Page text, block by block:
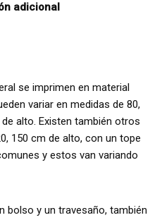
adicional
se imprimen en material
variar en medidas de 80,
alto. Existen también otros
150 cm de alto, con un tope
y estos van variando
bolso y un travesaño, también